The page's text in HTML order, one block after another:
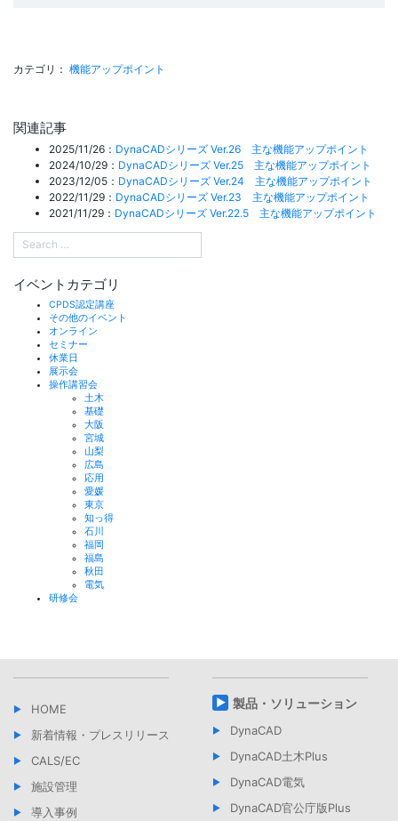
カテゴリ： 機能アップポイント
関連記事
2025/11/26： DynaCADシリーズ Ver.26 主な機能アップポイント
2024/10/29： DynaCADシリーズ Ver.25 主な機能アップポイント
2023/12/05： DynaCADシリーズ Ver.24 主な機能アップポイント
2022/11/29： DynaCADシリーズ Ver.23 主な機能アップポイント
2021/11/29： DynaCADシリーズ Ver.22.5 主な機能アップポイント
イベントカテゴリ
CPDS認定講座
その他のイベント
オンライン
セミナー
休業日
展示会
操作講習会
土木
基礎
大阪
宮城
山梨
広島
応用
愛媛
東京
知っ得
石川
福岡
福島
秋田
電気
研修会
HOME
新着情報・プレスリリース
CALS/EC
施設管理
導入事例
製品・ソリューション
DynaCAD
DynaCAD土木Plus
DynaCAD電気
DynaCAD官公庁版Plus